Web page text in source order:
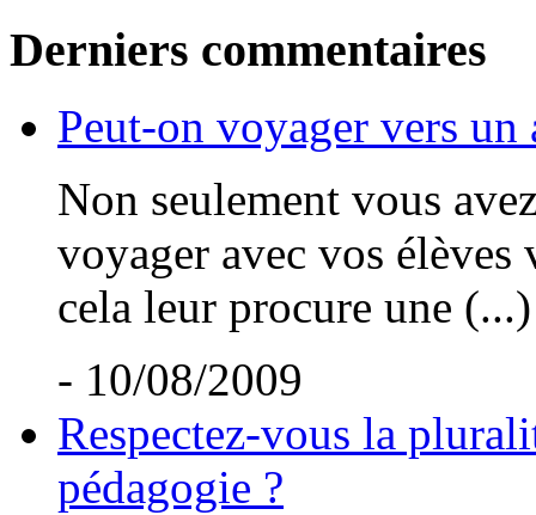
Derniers commentaires
Peut-on voyager vers un
Non seulement vous
voyager avec vos élèves
cela leur procure une (...)
- 10/08/2009
Respectez-vous la
pédagogie ?